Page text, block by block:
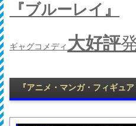
『ブルーレイ』
ギャグコメディ 大好評
『アニメ・マンガ・フィギュ